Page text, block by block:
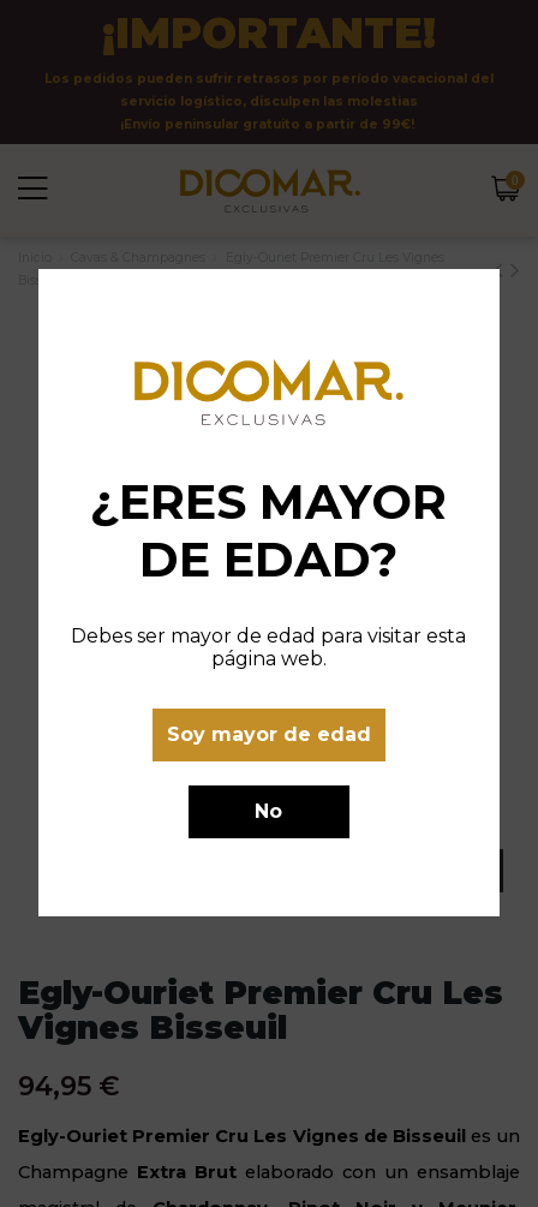
¿ERES MAYOR
DE EDAD?
Debes ser mayor de edad para visitar esta
página web.
Soy mayor de edad
No
¡IMPORTANTE!
Los pedidos pueden sufrir retrasos por período vacacional del
servicio logístico, disculpen las molestias
¡Envío peninsular gratuito a partir de 99€!
0
Egly-Ouriet Premier Cru Les
Vignes Bisseuil
94,95 €
Egly-Ouriet Premier Cru Les Vignes de Bisseuiles un
Champagne Extra Brut elaborado con un ensamblaje